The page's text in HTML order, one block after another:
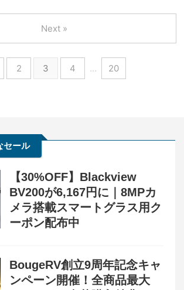
2 3 4 … 20
Next »
セール
【30%OFF】Blackview
BV200が6,167円に｜8MPカ
メラ搭載スマートグラス用ク
ーポン配布中
BougeRV創立9周年記念キャ
ンペーン開催！全商品最大